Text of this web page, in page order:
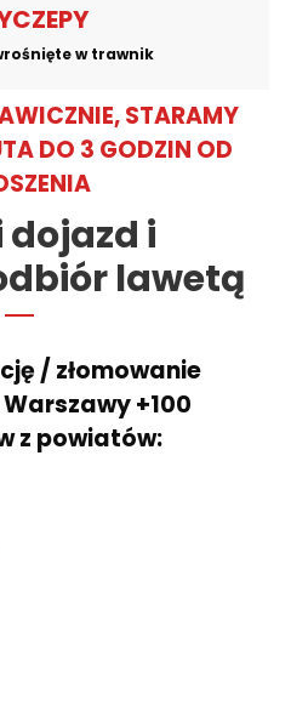
w trawnik
STARAMY
DO 3 GODZIN OD
dojazd i
lawetą
/ złomowanie
+100
z powiatów: